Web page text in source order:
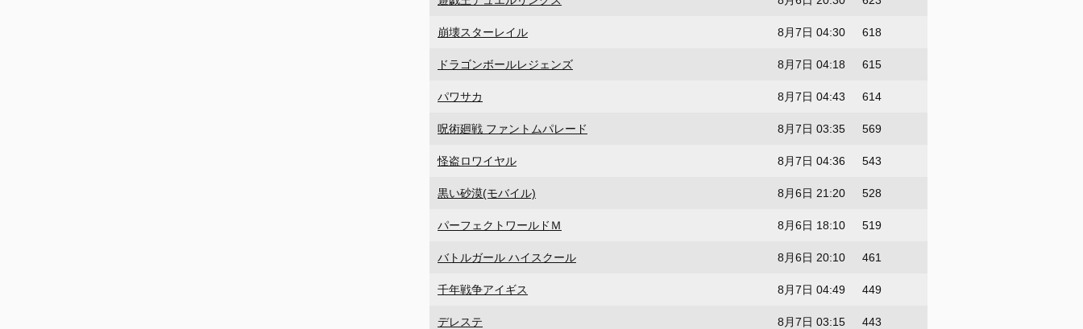
崩壊スターレイル 8月7日 04:30 618
ドラゴンボールレジェンズ 8月7日 04:18 615
パワサカ 8月7日 04:43 614
呪術廻戦 ファントムパレード 8月7日 03:35 569
怪盗ロワイヤル 8月7日 04:36 543
黒い砂漠(モバイル) 8月6日 21:20 528
パーフェクトワールドＭ 8月6日 18:10 519
バトルガール ハイスクール 8月6日 20:10 461
千年戦争アイギス 8月7日 04:49 449
デレステ 8月7日 03:15 443